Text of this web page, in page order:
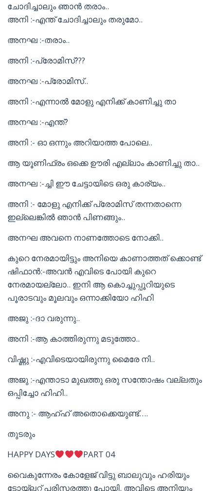
ചോദിച്ചാലും ഞാൻ തരാം..
അനി :-എന്ത് ചോദിച്ചാലും തരുമോ..
അനഘ :-തരാം..
അനി :-പ്രോമിസ്???
അനഘ :-പ്രോമിസ്..
അനി :-എന്നാൽ മോളു എനിക്ക് കാണിച്ചു താ
അനഘ :-എന്ത്?
അനി :- ഓ ഒന്നും അറിയാത്ത പോലെ..
ആ യൂണിഫ്രം ഒക്കെ ഊരി എല്ലാം കാണിച്ചു താ..
അനഘ :-ച്ചി ഈ ചേട്ടായിടെ ഒരു കാര്യം..
അനി :- മോളു എനിക്ക് പ്രോമിസ് തന്നതാന്നെ
ഇല്ലെങ്കിൽ ഞാൻ പിണങ്ങും..
അനഘ അവനെ നാണത്തോടെ നോക്കി..
കുറെ നേരമായിട്ടും അനിയെ കാണാത്തത് ക്കൊണ്ട്
ഷിഫാൻ:-അവൻ എവിടെ പോയി കുറെ
നേരമായല്ലോ.. ഇനി ആ കൊച്ചുപ്പൂറിയുടെ
പൂരാടവും മൂലവും ഒന്നാക്കിയോ ഹിഹി
അജു :-ദാ വരുന്നു..
അനി :-ആ കാത്തിരുന്നു മടുത്തോ..
വിഷ്ണു :-എവിടെയായിരുന്നു മൈരേ നി..
അജു :-എന്താടാ മുഖത്തു ഒരു സന്തോഷം വല്ലതും
ഒപ്പിച്ചോ ഹിഹി..
അനു :- ആഹ്ഹ് അതൊക്കെയുണ്ട്….
തുടരും
HAPPY DAYS
PART 04
വൈകുന്നേരം കോളേജ് വിട്ടു ബാലുവും ഹരിയും
ടോയ്ലറ്റ് പരിസരത്തു പോയി. അവിടെ അനിയും